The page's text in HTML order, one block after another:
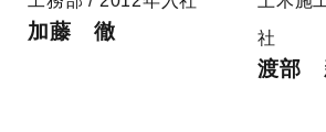
加藤 徹
社
渡部